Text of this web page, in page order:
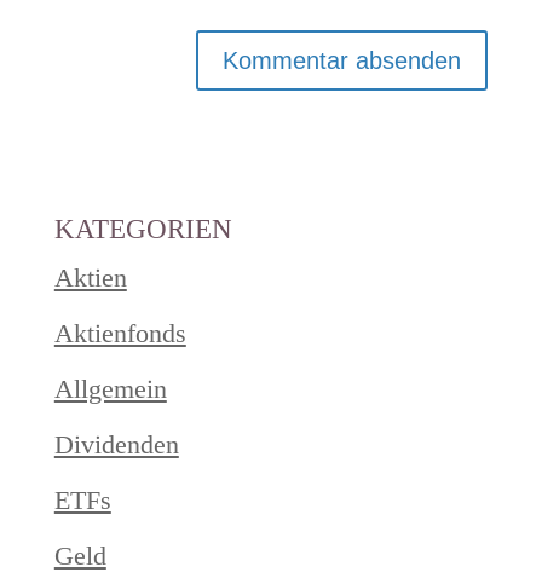
KATEGORIEN
Aktien
Aktienfonds
Allgemein
Dividenden
ETFs
Geld